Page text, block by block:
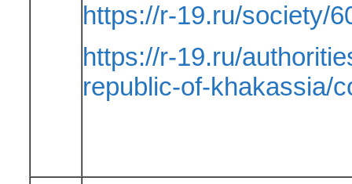
https://r-19.ru/society/
https://r-19.ru/
republic-of-khakassia/